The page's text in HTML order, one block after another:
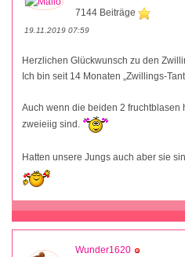
7144 Beiträge
19.11.2019 07:59
Herzlichen Glückwunsch zu den
Ich bin seit 14 Monaten „Zwillings-
Auch wenn die beiden 2 fruchtblasen
zweieiig sind.
Hatten unsere Jungs auch aber sie
Wunder1620